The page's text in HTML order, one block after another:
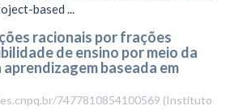
based ...
racionais por frações
de ensino por meio da
baseada em
7477810854100569 (Instituto